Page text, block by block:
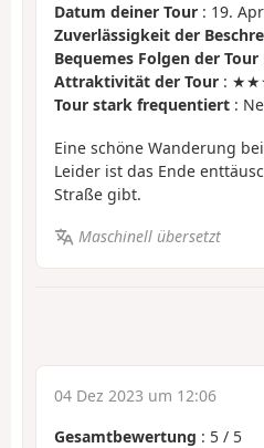
Datum deiner Tour : 19.
Zuverlässigkeit der
Bequemes Folgen der Tour
Attraktivität der Tour :
Tour stark frequentiert :
Eine schöne Wanderung
Leider ist das Ende
Straße gibt.
Maschinell übersetzt
04 Dez 2023 um 12:06
Gesamtbewertung : 5 / 5